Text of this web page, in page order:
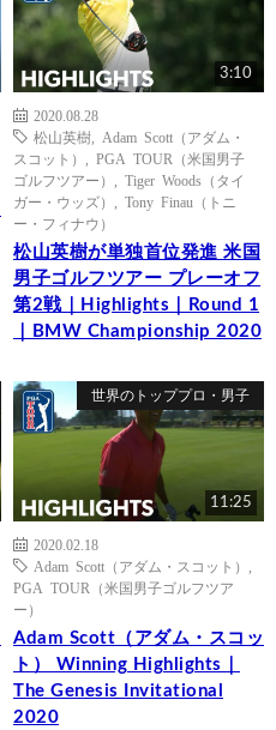
3:10
2020.08.28
松山英樹
Adam Scott（アダム・
スコット）
PGA TOUR（米国男子
ゴルフツアー）
Tiger Woods（タイ
ガー・ウッズ）
Tony Finau（トニ
ー・フィナウ）
松山英樹が単独首位発進 米国
男子ゴルフツアー プレーオフ
第2戦｜Highlights｜Round 1
｜BMW Championship 2020
世界のトッププロ・男子
11:25
2020.02.18
Adam Scott（アダム・スコット）
PGA TOUR（米国男子ゴルフツア
ー）
Adam Scott（アダム・スコッ
ト） Winning Highlights｜
The Genesis Invitational
2020